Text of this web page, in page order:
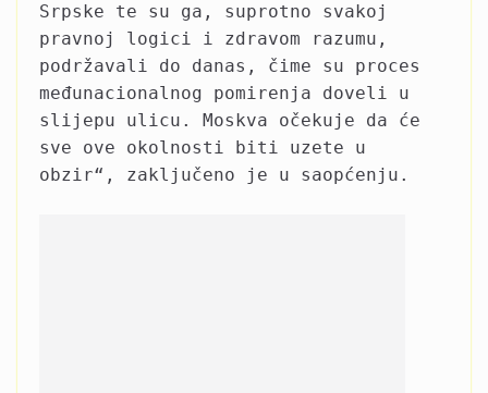
Srpske te su ga, suprotno svakoj
pravnoj logici i zdravom razumu,
podržavali do danas, čime su proces
međunacionalnog pomirenja doveli u
slijepu ulicu. Moskva očekuje da će
sve ove okolnosti biti uzete u
obzir“, zaključeno je u saopćenju.